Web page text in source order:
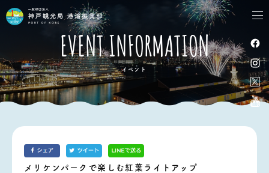
EVENT INFORMATION
イベント
メリケンパークで楽しむ紅葉ライトアップ